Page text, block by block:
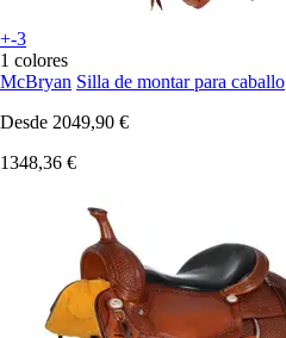
+-3
1 colores
McBryan Silla de montar para caballo
Desde 2049,90 €
1348,36 €